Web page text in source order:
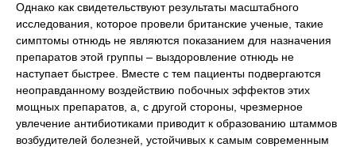
Однако как свидетельствуют результаты масштабного
исследования, которое провели британские ученые, такие
симптомы отнюдь не являются показанием для назначения
препаратов этой группы – выздоровление отнюдь не
наступает быстрее. Вместе с тем пациенты подвергаются
неоправданному воздействию побочных эффектов этих
мощных препаратов, а, с другой стороны, чрезмерное
увлечение антибиотиками приводит к образованию штаммов
возбудителей болезней, устойчивых к самым современным